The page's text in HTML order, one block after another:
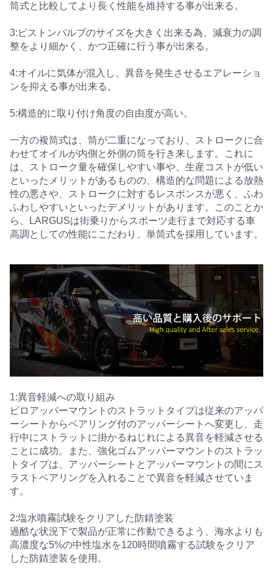
筒式と比較してより長く性能を維持する事が出来る。
3:ピストンバルブのサイズを大きく出来る為、減衰力の調
整をより細かく、かつ正確に行う事が出来る。
4:オイルに気体が混入し、異音を発生させるエアレーショ
ンを抑える事が出来る。
5:構造的に取り付け角度の自由度が高い。
一方の複筒式は、筒が二重になっており、ストロークに合
わせてオイルが内側と外側の筒を行き来します。これに
は、ストローク量を確保しやすい事や、生産コストが低い
といったメリットがあるものの、構造的な問題による放熱
性の悪さや、ストロークに対するレスポンスが悪く、ふわ
ふわしやすいといったデメリットがあります。このことか
ら、LARGUSは街乗りからスポーツ走行まで対応する車
高調としての性能にこだわり、単筒式を採用しています。
1:異音軽減への取り組み
ピロアッパーマウントのストラットタイプは従来のアッパ
ーシートからベアリング付のアッパーシートへ変更し、走
行中にストラットに掛かるねじれによる異音を軽減させる
ことに成功。また、強化ゴムアッパーマウントのストラッ
トタイプは、アッパーシートとアッパーマウントの間にス
ラストベアリングを入れることで異音を軽減させていま
す。
2:塩水噴霧試験をクリアした防錆塗装
過酷な状況下で製品が正常に作動できるよう、海水よりも
高濃度な5%の中性塩水を120時間噴霧する試験をクリア
した防錆塗装を使用。